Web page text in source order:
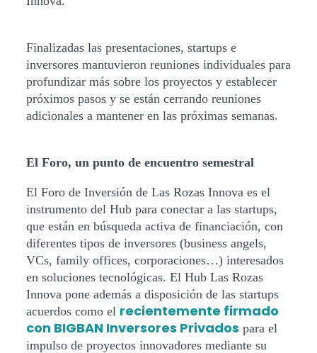
Finalizadas las presentaciones, startups e
inversores mantuvieron reuniones individuales para
profundizar más sobre los proyectos y establecer
próximos pasos y se están cerrando reuniones
adicionales a mantener en las próximas semanas.
El Foro, un punto de encuentro semestral
El Foro de Inversión de Las Rozas Innova es el
instrumento del Hub para conectar a las startups,
que están en búsqueda activa de financiación, con
diferentes tipos de inversores (business angels,
VCs, family offices, corporaciones…) interesados
en soluciones tecnológicas. El Hub Las Rozas
Innova pone además a disposición de las startups
acuerdos como el recientemente firmado
con BIGBAN Inversores Privados para el
impulso de proyectos innovadores mediante su